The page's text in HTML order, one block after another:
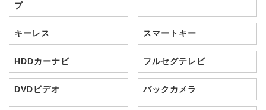
プ
キーレス スマートキー
HDDカーナビ フルセグテレビ
DVDビデオ バックカメラ